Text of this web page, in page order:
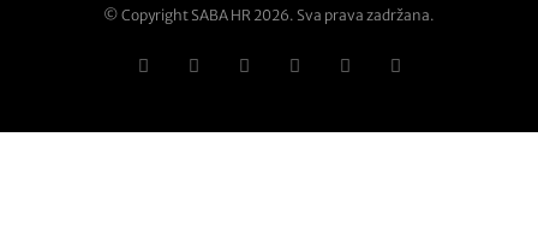
© Copyright SABA HR 2026. Sva prava zadržana.